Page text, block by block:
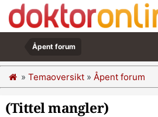
Åpent forum
» Temaoversikt » Åpent forum
(Tittel mangler)